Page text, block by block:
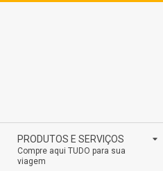
Navigation
Menu
PRODUTOS E SERVIÇOS
Compre aqui TUDO para sua
viagem